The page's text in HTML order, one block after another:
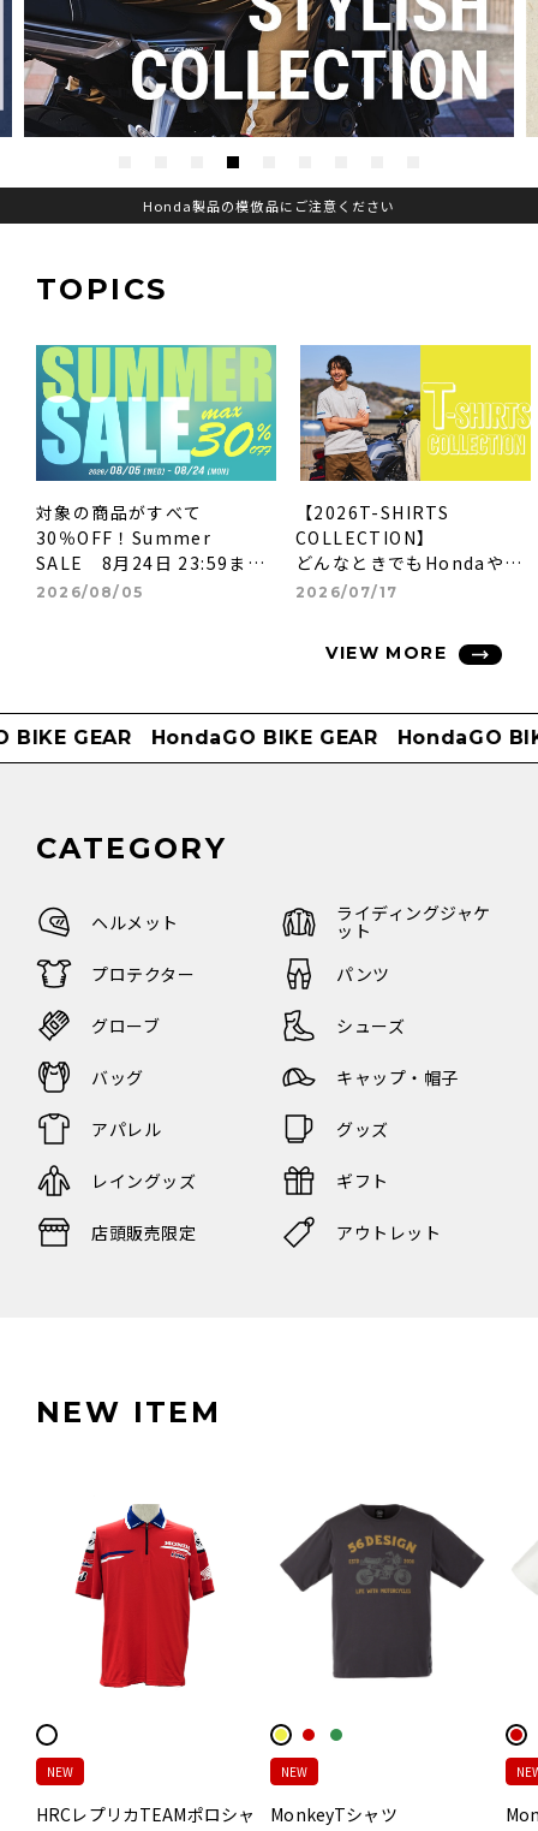
Honda製品の模倣品にご注意ください
TOPICS
2026/08/05
対象の商品がすべて
30％OFF！Summer
SALE 8月24日 23:59まで
開催！！
2026/07/17
【2026T-SHIRTS
COLLECTION】
どんなときでもHondaや愛
車と一緒にいられる
Hondaならではのデザイン
お気に入りのTシャツを探し
てみてくださいね。
VIEW MORE
GEAR HondaGO BIKE GEAR HondaGO BIKE
CATEGORY
ヘルメット ライディングジャケ
ット
プロテクター
パンツ
グローブ シューズ
バッグ キャップ・帽子
アパレル グッズ
レイングッズ ギフト
店頭販売限定 アウトレット
NEW ITEM
NEW
HRCレプリカTEAMポロシャ
NEW
MonkeyTシャツ